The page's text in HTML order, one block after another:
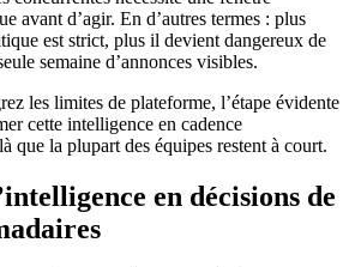
avant d’agir. En d’autres termes : plus
est strict, plus il devient dangereux de
semaine d’annonces visibles.
les limites de plateforme, l’étape évidente
cette intelligence en cadence
que la plupart des équipes restent à court.
en décisions de